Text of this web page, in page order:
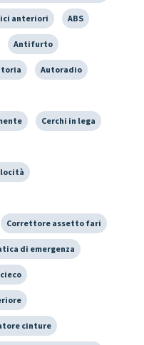
anteriori ABS
Antifurto
Autoradio
Cerchi in lega
Correttore assetto fari
di emergenza
cinture